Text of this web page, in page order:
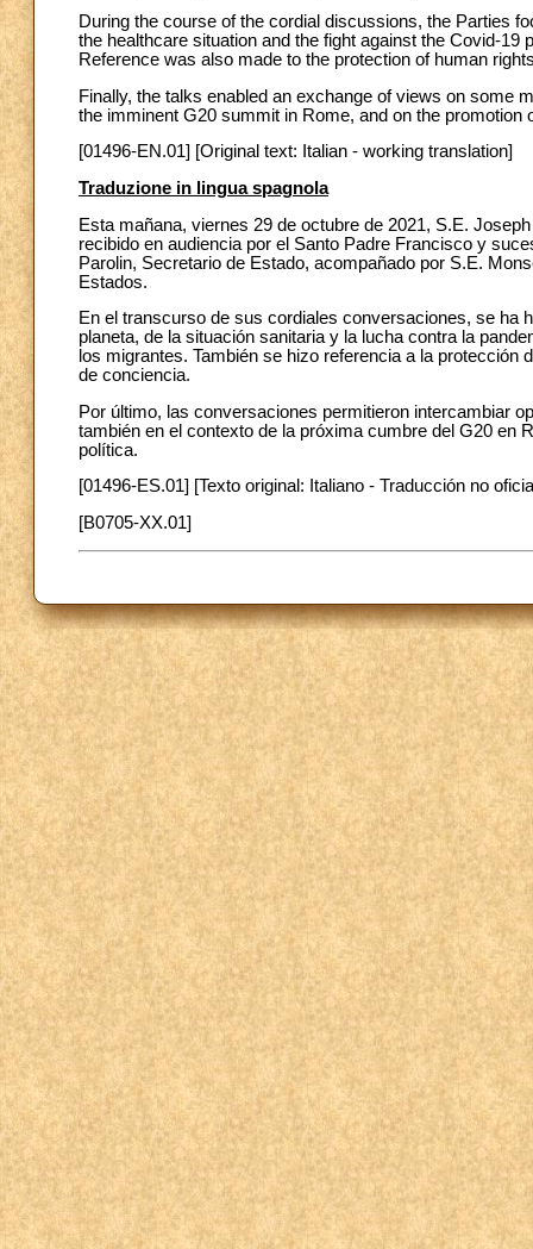
During the course of the cordial discussions, the Parties
the healthcare situation and the fight against the Covid-
Reference was also made to the protection of human
Finally, the talks enabled an exchange of views on some
the imminent G20 summit in Rome, and on the promotion
[01496-EN.01] [Original text: Italian - working translation]
Traduzione in lingua spagnola
Esta mañana, viernes 29 de octubre de 2021, S.E.
recibido en audiencia por el Santo Padre Francisco y
Parolin, Secretario de Estado, acompañado por S.E.
Estados.
En el transcurso de sus cordiales conversaciones, se ha
planeta, de la situación sanitaria y la lucha contra la
los migrantes. También se hizo referencia a la
de conciencia.
Por último, las conversaciones permitieron intercambiar
también en el contexto de la próxima cumbre del G20 en
política.
[01496-ES.01] [Texto original: Italiano - Traducción no
[B0705-XX.01]